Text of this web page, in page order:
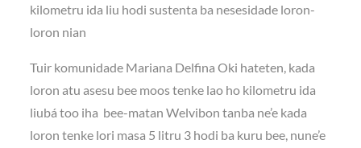
kilometru ida liu hodi sustenta ba nesesidade loron-
loron nian
Tuir komunidade Mariana Delfina Oki hateten, kada
loron atu asesu bee moos tenke lao ho kilometru ida
liubá too iha bee-matan Welvibon tanba ne’e kada
loron tenke lori masa 5 litru 3 hodi ba kuru bee, nune’e